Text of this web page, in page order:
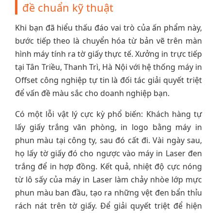
đề chuẩn kỹ thuật
Khi bạn đã hiểu thấu đáo vai trò của ấn phẩm này,
bước tiếp theo là chuyển hóa từ bản vẽ trên màn
hình máy tính ra tờ giấy thực tế. Xưởng in trực tiếp
tại Tân Triều, Thanh Trì, Hà Nội với hệ thống máy in
Offset công nghiệp tự tin là đối tác giải quyết triệt
để vấn đề màu sắc cho doanh nghiệp bạn.
Có một lỗi vật lý cực kỳ phổ biến: Khách hàng tự
lấy giấy trắng văn phòng, in logo bằng máy in
phun màu tại công ty, sau đó cất đi. Vài ngày sau,
họ lấy tờ giấy đó cho ngược vào máy in Laser đen
trắng để in hợp đồng. Kết quả, nhiệt độ cực nóng
từ lô sấy của máy in Laser làm chảy nhòe lớp mực
phun màu ban đầu, tạo ra những vệt đen bẩn thỉu
rách nát trên tờ giấy. Để giải quyết triệt để hiện